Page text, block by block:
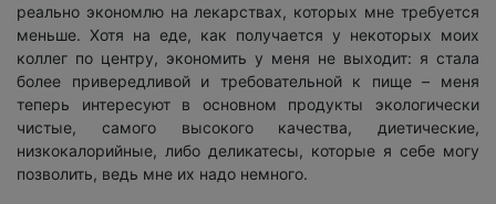
реально экономлю на лекарствах, которых мне требуется
меньше. Хотя на еде, как получается у некоторых моих
коллег по центру, экономить у меня не выходит: я стала
более привередливой и требовательной к пище – меня
теперь интересуют в основном продукты экологически
чистые, самого высокого качества, диетические,
низкокалорийные, либо деликатесы, которые я себе могу
позволить, ведь мне их надо немного.